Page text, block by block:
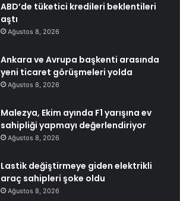
ABD’de tüketici kredileri beklentileri
aştı
Ağustos 8, 2026
Ankara ve Avrupa başkenti arasında
yeni ticaret görüşmeleri yolda
Ağustos 8, 2026
Malezya, Ekim ayında F1 yarışına ev
sahipliği yapmayı değerlendiriyor
Ağustos 8, 2026
Lastik değiştirmeye giden elektrikli
araç sahipleri şoke oldu
Ağustos 8, 2026